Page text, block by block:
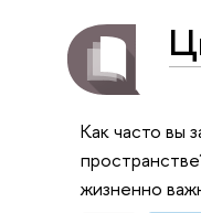
Как часто вы
жизненно